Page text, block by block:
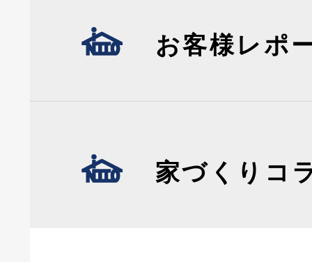
お客様レポ
家づくりコ